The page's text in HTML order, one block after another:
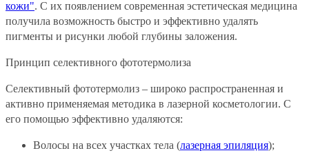
кожи". С их появлением современная эстетическая медицина
получила возможность быстро и эффективно удалять
пигменты и рисунки любой глубины заложения.
Принцип селективного фототермолиза
Селективный фототермолиз – широко распространенная и
активно применяемая методика в лазерной косметологии. С
его помощью эффективно удаляются:
Волосы на всех участках тела (лазерная эпиляция);